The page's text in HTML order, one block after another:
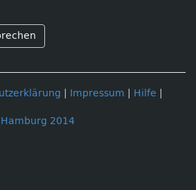
Impressum Hilfe
2014